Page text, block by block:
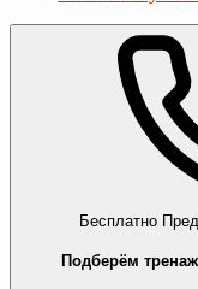
Бесплатно
Подберём